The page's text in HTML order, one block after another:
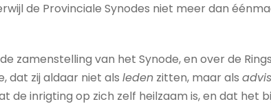
de Provinciale Synodes niet meer dan
zamenstelling van het Synode, en over de
dat zij aldaar niet als leden zitten, maar als
de inrigting op zich zelf heilzaam is, en dat het